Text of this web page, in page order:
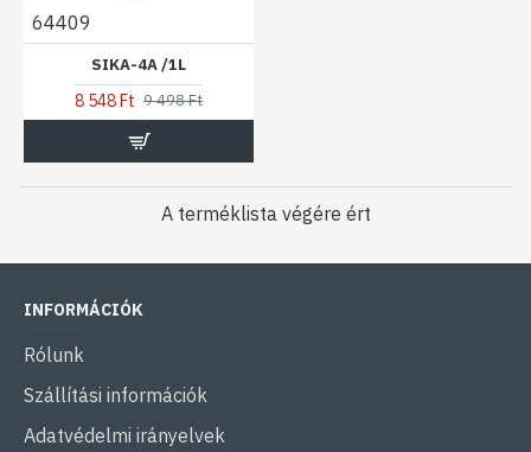
64409
SIKA-4A /1L
8 548 Ft 9 498 Ft
A terméklista végére ért
INFORMÁCIÓK
Rólunk
Szállítási információk
Adatvédelmi irányelvek